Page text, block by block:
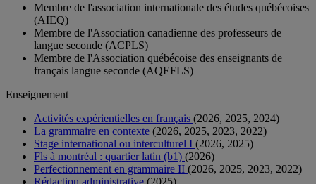
Membre de l'association internationale des études québécoises
(AIEQ)
Membre de l'Association canadienne des professeurs de
langue seconde (ACPLS)
Membre de l'Association québécoise des enseignants de
français langue seconde (AQEFLS)
Enseignement
Activités expérientielles en français (2026, 2025, 2024)
La grammaire en contexte (2026, 2025, 2023, 2022)
Stage international ou interculturel I (2026, 2025)
Fls à montréal : quartier latin (b1) (2026)
Perfectionnement en grammaire II (2026, 2025, 2023, 2022)
Rédaction administrative (2025)